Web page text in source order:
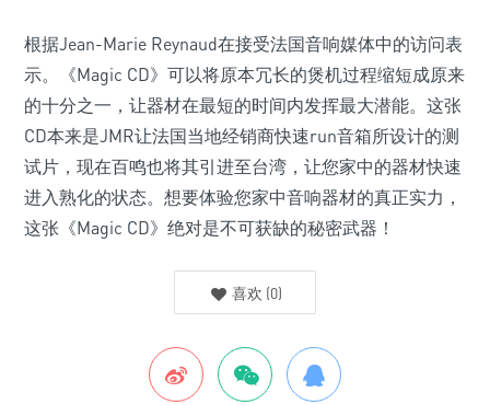
根据Jean-Marie Reynaud在接受法国音响媒体中的访问表
示。《Magic CD》可以将原本冗长的煲机过程缩短成原来
的十分之一，让器材在最短的时间内发挥最大潜能。这张
CD本来是JMR让法国当地经销商快速run音箱所设计的测
试片，现在百鸣也将其引进至台湾，让您家中的器材快速
进入熟化的状态。想要体验您家中音响器材的真正实力，
这张《Magic CD》绝对是不可获缺的秘密武器！
喜欢 (0)